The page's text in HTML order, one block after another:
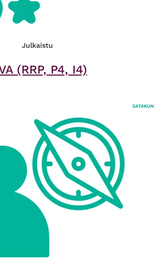
Julkaistu
(RRP, P4, I4)